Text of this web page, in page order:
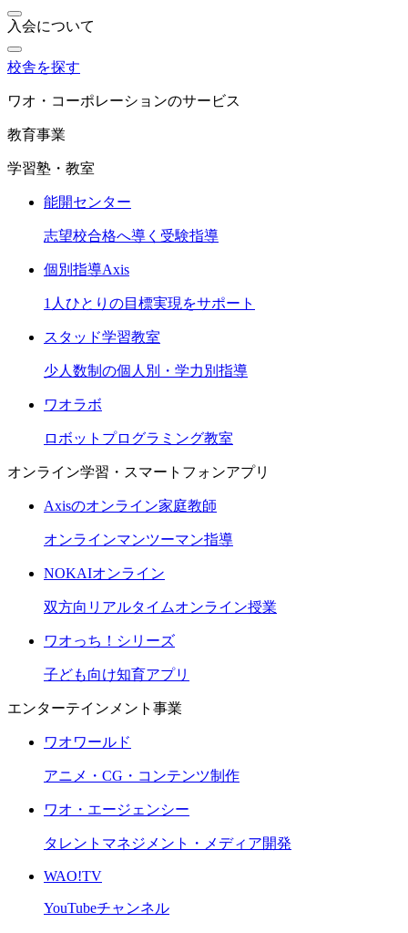
入会について
校舎を探す
ワオ・コーポレーションのサービス
教育事業
学習塾・教室
能開センター
志望校合格へ導く受験指導
個別指導Axis
1人ひとりの目標実現をサポート
スタッド学習教室
少人数制の個人別・学力別指導
ワオラボ
ロボットプログラミング教室
オンライン学習・スマートフォンアプリ
Axisのオンライン家庭教師
オンラインマンツーマン指導
NOKAIオンライン
双方向リアルタイムオンライン授業
ワオっち！シリーズ
子ども向け知育アプリ
エンターテインメント事業
ワオワールド
アニメ・CG・コンテンツ制作
ワオ・エージェンシー
タレントマネジメント・メディア開発
WAO!TV
YouTubeチャンネル